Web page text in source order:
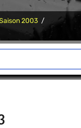
2003